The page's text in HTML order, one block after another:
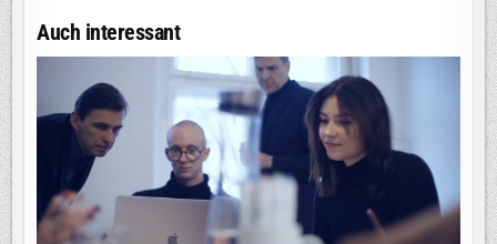
Auch interessant